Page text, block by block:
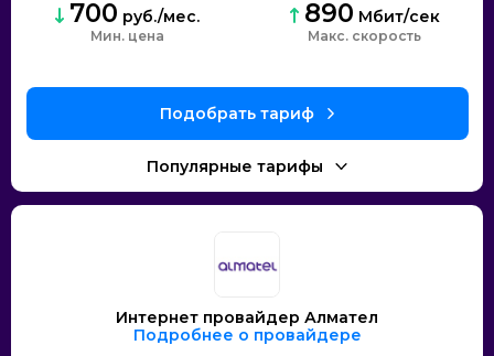
700 руб./мес.
Мин. цена
890 Мбит/сек
скорость
Интернет провайдер Алмател
Подробнее о провайдере